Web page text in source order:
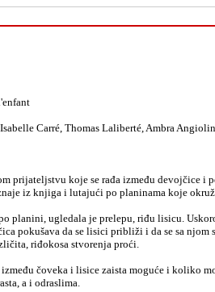
Carré, Thomas Laliberté, Ambra
prijateljstvu koje se rađa između devojčice i
iz knjiga i lutajući po planinama koje
planini, ugledala je prelepu, riđu lisicu.
pokušava da se lisici približi i da se sa
riđokosa stvorenja proći.
čoveka i lisice zaista moguće i koliko
a i odraslima.